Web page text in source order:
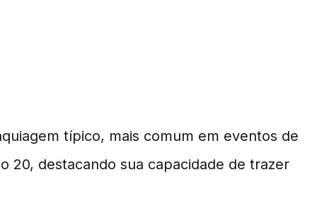
típico, mais comum em eventos de
20, destacando sua capacidade de trazer